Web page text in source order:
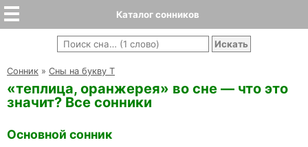
Каталог сонников
Cонник » Сны на букву Т
«теплица, оранжерея» во сне — что это
значит? Все сонники
Основной сонник